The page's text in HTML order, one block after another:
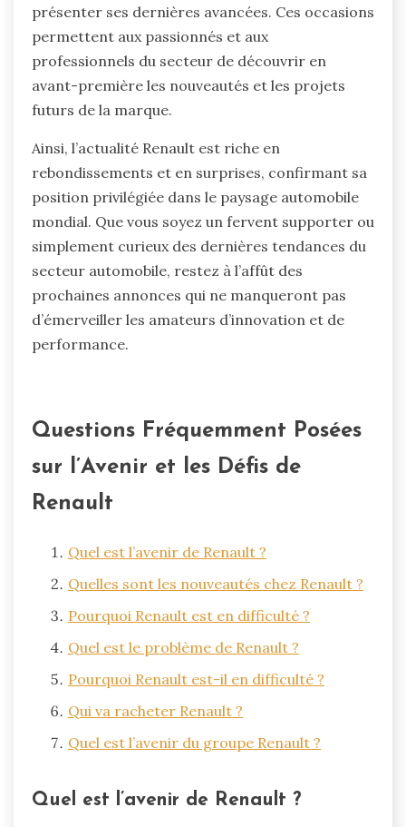
présenter ses dernières avancées. Ces occasions
permettent aux passionnés et aux
professionnels du secteur de découvrir en
avant-première les nouveautés et les projets
futurs de la marque.
Ainsi, l’actualité Renault est riche en
rebondissements et en surprises, confirmant sa
position privilégiée dans le paysage automobile
mondial. Que vous soyez un fervent supporter ou
simplement curieux des dernières tendances du
secteur automobile, restez à l’affût des
prochaines annonces qui ne manqueront pas
d’émerveiller les amateurs d’innovation et de
performance.
Questions Fréquemment Posées
sur l’Avenir et les Défis de
Renault
Quel est l’avenir de Renault ?
Quelles sont les nouveautés chez Renault ?
Pourquoi Renault est en difficulté ?
Quel est le problème de Renault ?
Pourquoi Renault est-il en difficulté ?
Qui va racheter Renault ?
Quel est l’avenir du groupe Renault ?
Quel est l’avenir de Renault ?